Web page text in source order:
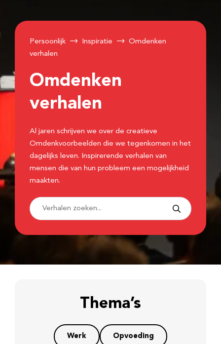
Persoonlijk Inspiratie
Omdenken
verhalen
Omdenken
verhalen
Al jaren schrijven we over de creatieve
Omdenkvoorbeelden die we tegenkomen in het
dagelijks leven. Inspirerende verhalen van
mensen die van hun probleem een mogelijkheid
maakten.
Thema’s
Werk Opvoeding